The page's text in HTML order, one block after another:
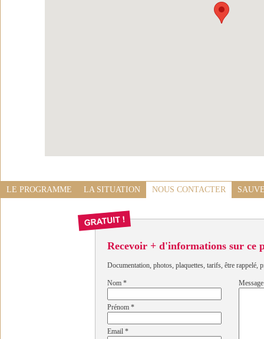
LE PROGRAMME LA SITUATION NOUS CONTACTER
Recevoir + d'informations sur ce
Documentation, photos, plaquettes, tarifs, être rappelé,
Nom *
Prénom *
Email *
Message